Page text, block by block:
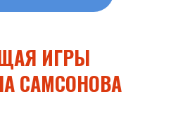
ИГРЫ
САМСОНОВА